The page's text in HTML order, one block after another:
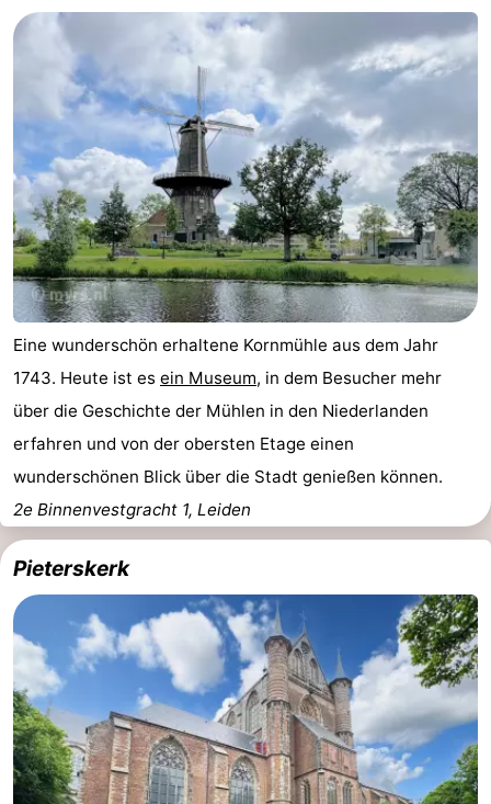
Eine wunderschön erhaltene Kornmühle aus dem Jahr
1743. Heute ist es ein Museum, in dem Besucher mehr
über die Geschichte der Mühlen in den Niederlanden
erfahren und von der obersten Etage einen
wunderschönen Blick über die Stadt genießen können.
2e Binnenvestgracht 1, Leiden
Pieterskerk